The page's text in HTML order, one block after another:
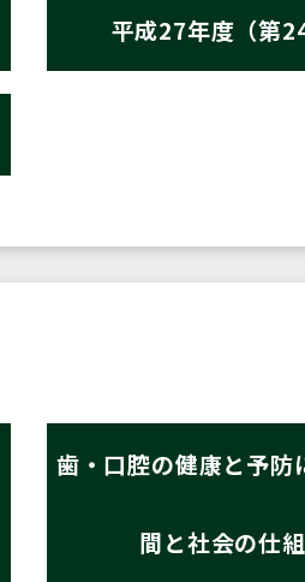
平成27年度（第24
歯・口腔の健康と予防
間と社会の仕